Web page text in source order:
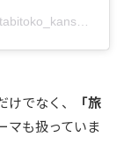
でなく、
「旅
マも扱っていま